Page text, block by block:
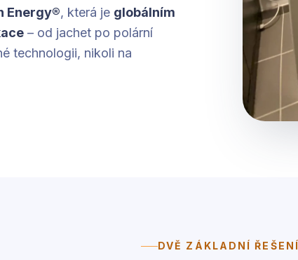
Energy®, která je globálním
– od jachet po polární
technologii, nikoli na
DVĚ ZÁKLADNÍ ŘEŠENÍ